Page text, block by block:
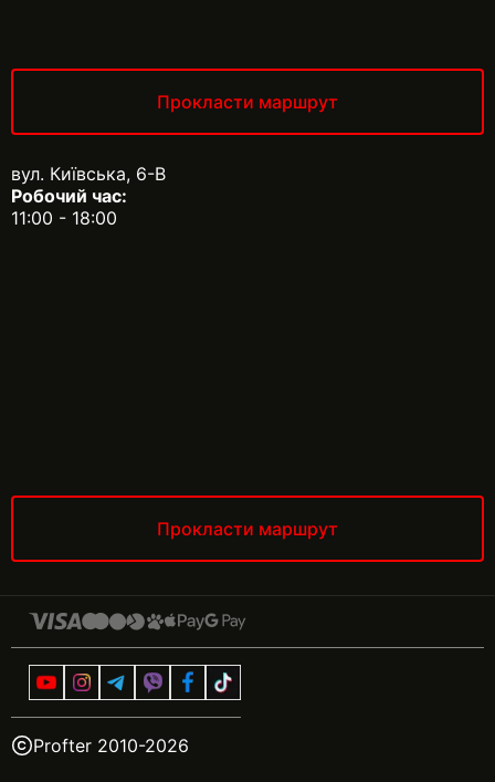
Прокласти маршрут
вул. Київська, 6-В
Робочий час:
11:00 - 18:00
Прокласти маршрут
Profter 2010-2026